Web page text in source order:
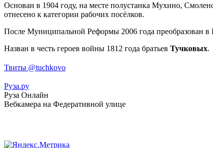
Основан в 1904 году, на месте полустанка Мухино,
отнесено к категории рабочих посёлков.
После Муниципальной Реформы 2006 года преобразован в
Назван в честь героев войны 1812 года братьев Тучковых.
Твиты @tuchkovo
Руза.ру
Руза Онлайн
Вебкамера на Федеративной улице